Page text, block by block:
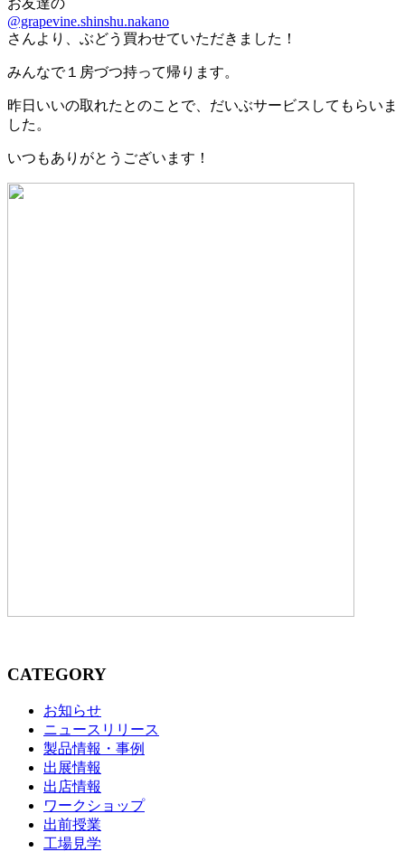
お友達の
@grapevine.shinshu.nakano
さんより、ぶどう買わせていただきました！
みんなで１房づつ持って帰ります。
昨日いいの取れたとのことで、だいぶサービスしてもらいま
した。
いつもありがとうございます！
CATEGORY
お知らせ
ニュースリリース
製品情報・事例
出展情報
出店情報
ワークショップ
出前授業
工場見学